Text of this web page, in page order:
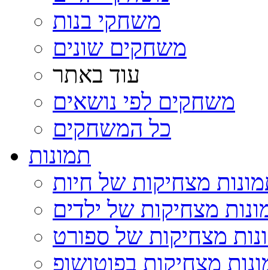
משחקי בנות
משחקים שונים
עוד באתר
משחקים לפי נושאים
כל המשחקים
תמונות
מצחיקות של חיות
מצחיקות של ילדים
מצחיקות של ספורט
מצחיקות בפוטושופ